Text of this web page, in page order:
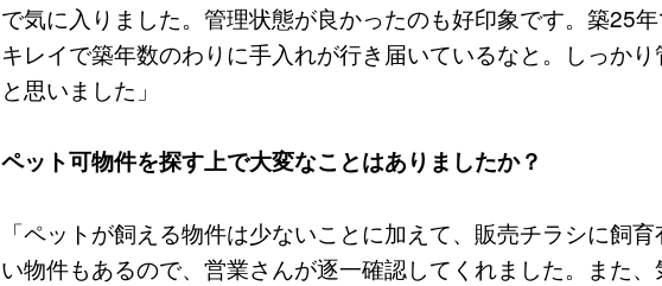
で気に入りました。管理状態が良かったのも好印象です。築25
キレイで築年数のわりに手入れが行き届いているなと。しっか
と思いました」
ペット可物件を探す上で大変なことはありましたか？
「ペットが飼える物件は少ないことに加えて、販売チラシに飼
い物件もあるので、営業さんが逐一確認してくれました。また